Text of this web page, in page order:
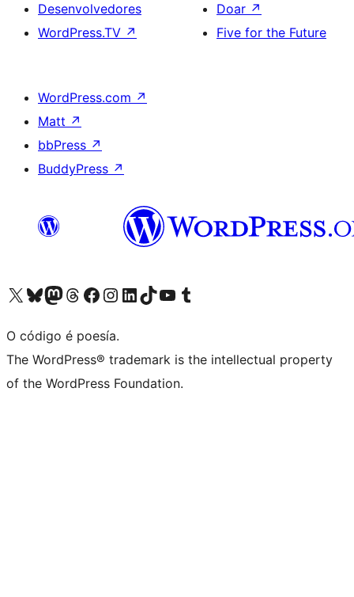
Desenvolvedores
WordPress.TV ↗
Doar ↗
Five for the Future
WordPress.com ↗
Matt ↗
bbPress ↗
BuddyPress ↗
Visita la cuenta de X (anteriormente Twitter)
Visita a nosa conta de Bluesky
Visita a nosa conta de Mastodon
Visita a nosa conta de Threads
Visita a nosa páxina de Facebook
Visita a nosa conta de Instagram
Visita a nosa conta de LinkedIn
Visita a nosa conta de TikTok
Visita a nosa canle de YouTube
Visita a nosa conta de Tumblr
O código é poesía.
The WordPress® trademark is the intellectual property
of the WordPress Foundation.